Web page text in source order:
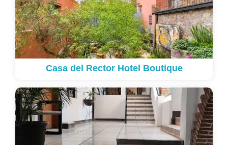
Casa del Rector Hotel Boutique